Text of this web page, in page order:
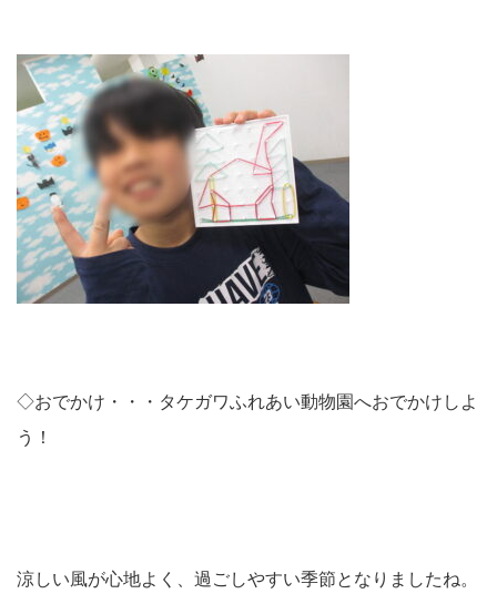
◇おでかけ・・・タケガワふれあい動物園へおでかけしよ
う！
涼しい風が心地よく、過ごしやすい季節となりましたね。